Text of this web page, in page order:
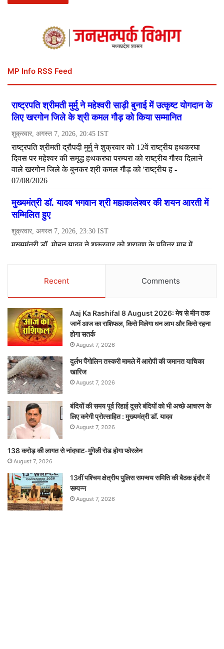
MP Info RSS Feed
Recent Comments
Aaj Ka Rashifal 8 August 2026: मेष से मीन तक
जानें आज का राशिफल, किसे मिलेगा धन लाभ और किसे रहना
होगा सतर्क
August 7, 2026
दुर्लभ पैंगोलिन तस्करी मामले में आरोपी की जमानत याचिका
खारिज
August 7, 2026
बंदियों की समय पूर्व रिहाई दूसरे बंदियों को भी अच्छे आचरण के
लिए करेगी प्रोत्साहित : मुख्यमंत्री डॉ. यादव
August 7, 2026
138 करोड़ की लागत से नांदघाट-मुंगेली रोड होगा फोरलेन
August 7, 2026
13वीं पश्चिम क्षेत्रीय पुलिस समन्वय समिति की बैठक इंदौर में
सम्पन्न
August 7, 2026